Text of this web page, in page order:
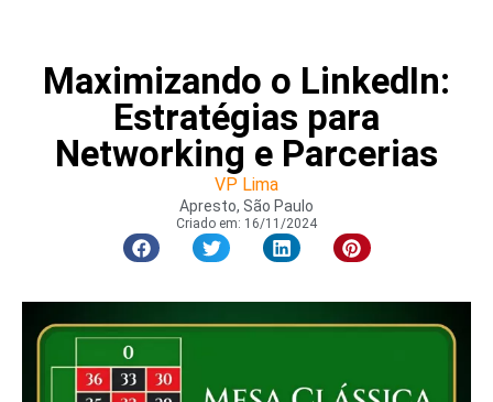
Maximizando o LinkedIn:
Estratégias para
Networking e Parcerias
VP Lima
Apresto, São Paulo
Criado em: 16/11/2024